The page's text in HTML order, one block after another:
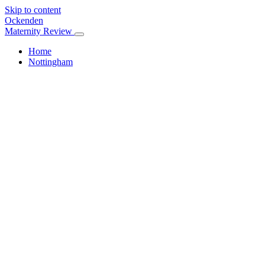
Skip to content
Ockenden
Maternity Review
Home
Nottingham